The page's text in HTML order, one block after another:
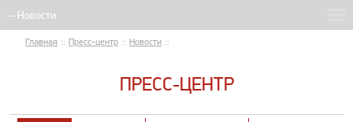
Главная :: Пресс-центр :: Новости ::
ПРЕСС-ЦЕНТР